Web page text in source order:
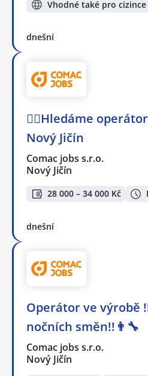
Vhodné také pro cizince
dnešní
🕵️‍♂️Hledáme
Nový Jičín
Comac jobs s.r.o.
Nový Jičín
28 000 – 34 000 Kč
dnešní
Operátor ve výrobě
nočních směn!!👨‍🔧
Comac jobs s.r.o.
Nový Jičín